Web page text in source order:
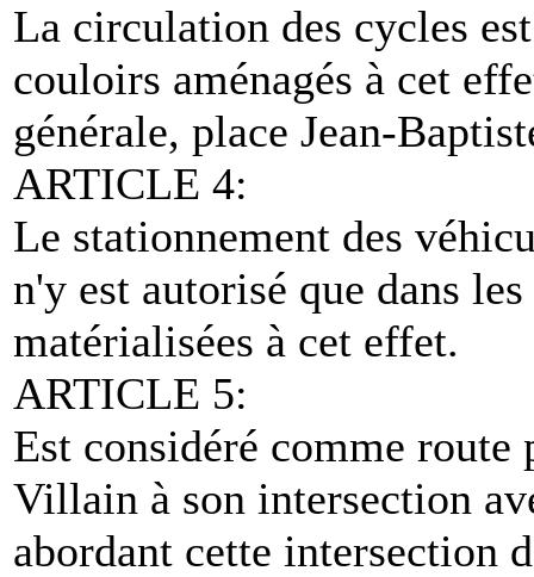
La circulation des cycles
couloirs aménagés à cet
générale, place Jean-
ARTICLE 4:
Le stationnement des
n'y est autorisé que dans
matérialisées à cet effet.
ARTICLE 5:
Est considéré comme route
Villain à son intersection
abordant cette intersection